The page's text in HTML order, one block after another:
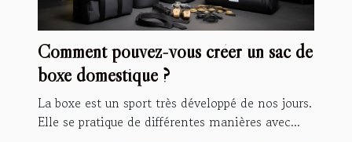
Comment pouvez-vous créer un sac de
boxe domestique ?
La boxe est un sport très développé de nos jours.
Elle se pratique de différentes manières avec...